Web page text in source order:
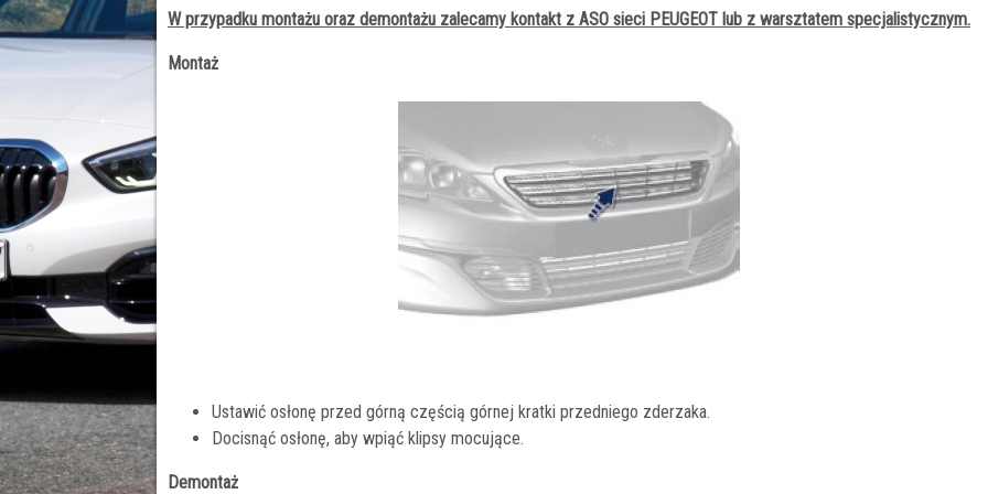
W przypadku montażu oraz demontażu zalecamy kontakt z ASO sieci PEUGEOT lub z warsztatem specjalistycznym.
Montaż
Ustawić osłonę przed górną częścią górnej kratki przedniego zderzaka.
Docisnąć osłonę, aby wpiąć klipsy mocujące.
Demontaż